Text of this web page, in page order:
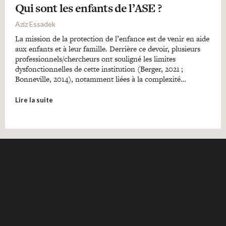
Qui sont les enfants de l’ASE ?
Aziz Essadek
La mission de la protection de l’enfance est de venir en aide
aux enfants et à leur famille. Derrière ce devoir, plusieurs
professionnels/chercheurs ont souligné les limites
dysfonctionnelles de cette institution (Berger, 2021 ;
Bonneville, 2014), notamment liées à la complexité…
Lire la suite